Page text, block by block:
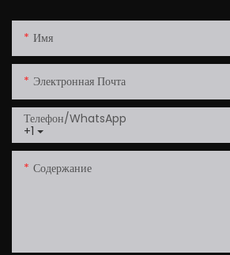
Имя
Электронная Почта
+1
Телефон/WhatsApp
Содержание